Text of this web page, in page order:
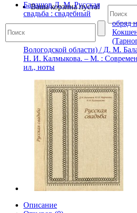
Ваша корзина пуста!
Балашов Д. М. Русская
свадьба : свадебный
обряд
Вологодской области) / Д. М.
Н. И. Калмыкова. – М. :
ил., ноты
Описание